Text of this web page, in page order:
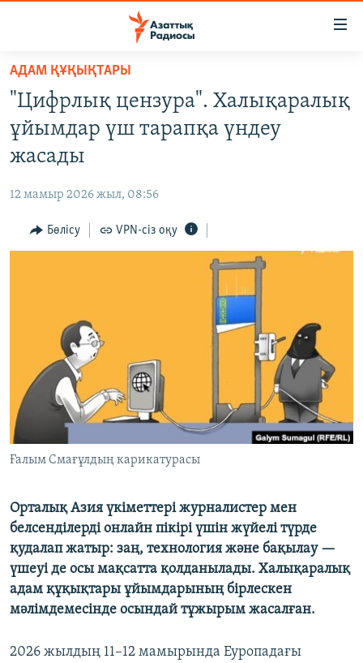
Skip
main
content
Skip
to
main
Navigation
to
ЖАҢАЛЫҚТАР
САЯСАТ
AZATTYQTV
АДАМ ҚҰҚЫҚТАРЫ
ӘЛЕУМЕТ
Русский
ЖАЗЫЛЫҢЫЗ
Басқа тілдерде
АДАМ ҚҰҚЫҚТАРЫ
"Цифрлық цензура". Халықаралық
ұйымдар үш тарапқа үндеу
жасады
12 мамыр 2026 жыл, 08:56
Бөлісу VPN-сіз оқу
Ғалым Смағұлдың карикатурасы
Орталық Азия үкіметтері журналистер мен
белсенділерді онлайн пікірі үшін жүйелі түрде
қудалап жатыр: заң, технология және бақылау —
үшеуі де осы мақсатта қолданылады. Халықаралық
адам құқықтары ұйымдарының бірлескен
мәлімдемесінде осындай тұжырым жасалған.
2026 жылдың 11–12 мамырында Еуропадағы